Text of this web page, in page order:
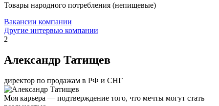
Товары народного потребления (непищевые)
Вакансии компании
Другие интервью компании
2
Александр Татищев
директор по продажам в РФ и СНГ
Моя карьера — подтверждение того, что мечты могут стать